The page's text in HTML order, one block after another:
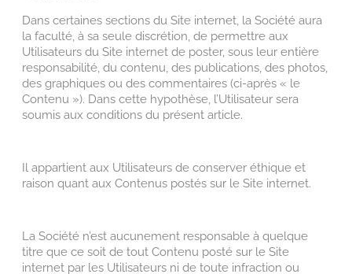
Dans certaines sections du Site internet, la Société aura
la faculté, à sa seule discrétion, de permettre aux
Utilisateurs du Site internet de poster, sous leur entière
responsabilité, du contenu, des publications, des photos,
des graphiques ou des commentaires (ci-après « le
Contenu »). Dans cette hypothèse, l’Utilisateur sera
soumis aux conditions du présent article.
Il appartient aux Utilisateurs de conserver éthique et
raison quant aux Contenus postés sur le Site internet.
La Société n’est aucunement responsable à quelque
titre que ce soit de tout Contenu posté sur le Site
internet par les Utilisateurs ni de toute infraction ou